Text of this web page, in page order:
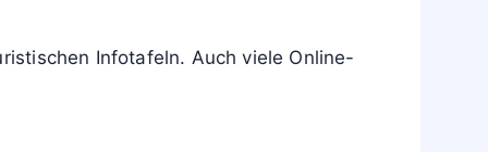
Infotafeln. Auch viele Online-